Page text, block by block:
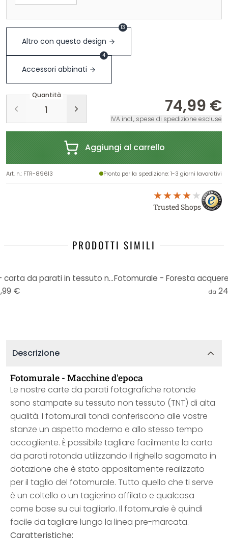
Altro con questo design
13
Accessori abbinati
4
Quantità
74,99 €
IVA incl., spese di spedizione escluse
Aggiungi al carrello
Art. n.: FTR-89613 Pronto per la spedizione: 1-3 giorni lavorativi
Trusted Shops
PRODOTTI SIMILI
Fotomurale Bouquet - tondo - carta da parati in tessuto non tessuto/carta da parati in tessuto non t
€
da
Descrizione
Fotomurale - Macchine d'epoca
Le nostre carte da parati fotografiche rotonde
sono stampate su tessuto non tessuto (TNT) di alta
qualità. I fotomurali tondi conferiscono alle vostre
stanze un aspetto moderno e allo stesso tempo
accogliente. È possibile tagliare facilmente la carta
da parati rotonda utilizzando il righello sagomato in
dotazione che è stato appositamente realizzato
per il taglio del fotomurale. Tutto quello che ti serve
è un coltello o un tagierino affilato e qualcosa
come base su cui tagliarlo. Il fotomurale è quindi
facile da tagliare lungo la linea pre-marcata.
Caratteristiche: